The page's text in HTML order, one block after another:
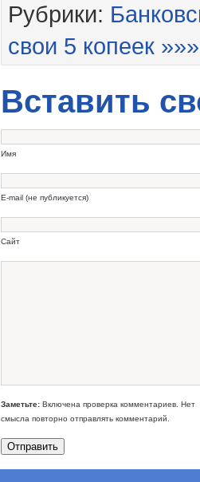
Рубрики:
свои 5 копеек »»»
Вставить
Имя
E-mail (не публикуется)
Сайт
Заметьте:Включена проверка комментариев. Нет
смысла повторно отправлять комментарий.